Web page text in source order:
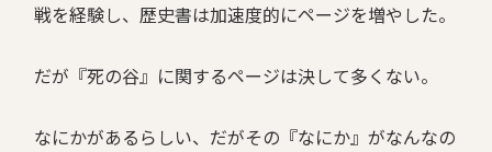
戦を経験し、歴史書は加速度的にページを増やした。
だが『死の谷』に関するページは決して多くない。
なにかがあるらしい、だがその『なにか』がなんなの